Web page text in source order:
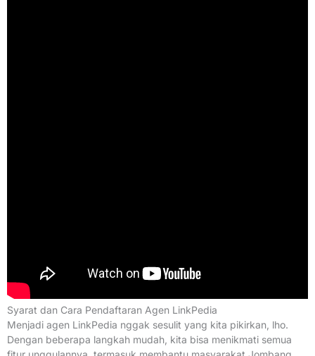
Syarat dan Cara Pendaftaran Agen LinkPedia
Menjadi agen LinkPedia nggak sesulit yang kita pikirkan, lho.
Dengan beberapa langkah mudah, kita bisa menikmati semua